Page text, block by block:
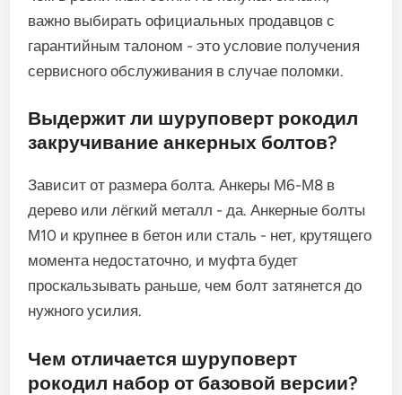
важно выбирать официальных продавцов с
гарантийным талоном - это условие получения
сервисного обслуживания в случае поломки.
Выдержит ли шуруповерт рокодил
закручивание анкерных болтов?
Зависит от размера болта. Анкеры М6-М8 в
дерево или лёгкий металл - да. Анкерные болты
М10 и крупнее в бетон или сталь - нет, крутящего
момента недостаточно, и муфта будет
проскальзывать раньше, чем болт затянется до
нужного усилия.
Чем отличается шуруповерт
рокодил набор от базовой версии?